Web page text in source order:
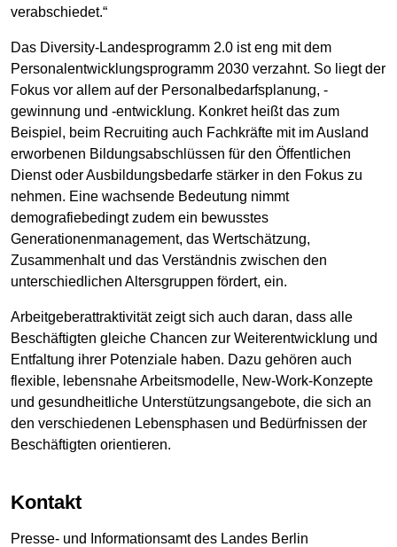
verabschiedet.“
Das Diversity-Landesprogramm 2.0 ist eng mit dem
Personalentwicklungsprogramm 2030 verzahnt. So liegt der
Fokus vor allem auf der Personalbedarfsplanung, -
gewinnung und -entwicklung. Konkret heißt das zum
Beispiel, beim Recruiting auch Fachkräfte mit im Ausland
erworbenen Bildungsabschlüssen für den Öffentlichen
Dienst oder Ausbildungsbedarfe stärker in den Fokus zu
nehmen. Eine wachsende Bedeutung nimmt
demografiebedingt zudem ein bewusstes
Generationenmanagement, das Wertschätzung,
Zusammenhalt und das Verständnis zwischen den
unterschiedlichen Altersgruppen fördert, ein.
Arbeitgeberattraktivität zeigt sich auch daran, dass alle
Beschäftigten gleiche Chancen zur Weiterentwicklung und
Entfaltung ihrer Potenziale haben. Dazu gehören auch
flexible, lebensnahe Arbeitsmodelle, New-Work-Konzepte
und gesundheitliche Unterstützungsangebote, die sich an
den verschiedenen Lebensphasen und Bedürfnissen der
Beschäftigten orientieren.
Kontakt
Presse- und Informationsamt des Landes Berlin